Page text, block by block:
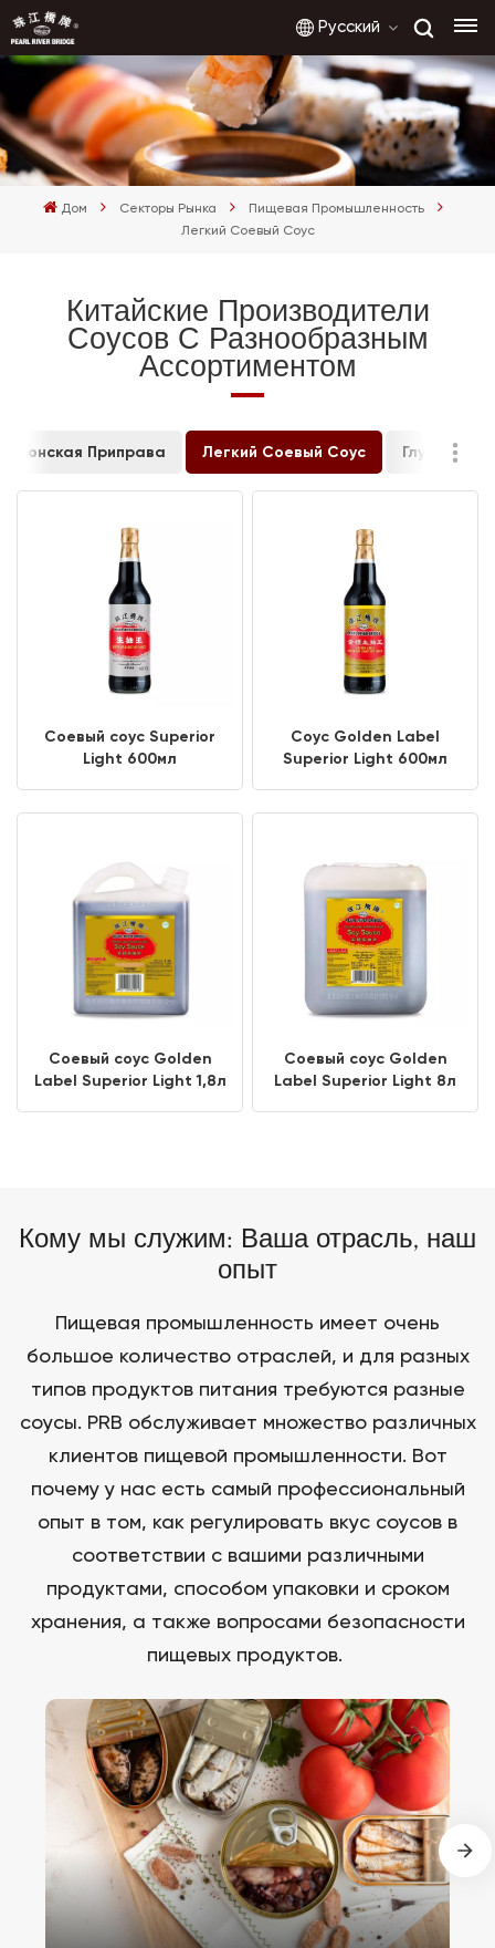
Русский
English
français
русский
العربية
Дом Секторы Рынка
Пищевая Промышленность
Легкий Соевый Соус
Китайские Производители
Соусов С Разнообразным
Ассортиментом
Японская Приправа Легкий Соевый Соус Глутамат
Соевый соус Superior
Light 600мл
Соус Golden Label
Superior Light 600мл
Соевый соус Golden
Label Superior Light 1,8л
Соевый соус Golden
Label Superior Light 8л
Кому мы служим: Ваша отрасль, наш
опыт
Пищевая промышленность имеет очень
большое количество отраслей, и для разных
типов продуктов питания требуются разные
соусы. PRB обслуживает множество различных
клиентов пищевой промышленности. Вот
почему у нас есть самый профессиональный
опыт в том, как регулировать вкус соусов в
соответствии с вашими различными
продуктами, способом упаковки и сроком
хранения, а также вопросами безопасности
пищевых продуктов.